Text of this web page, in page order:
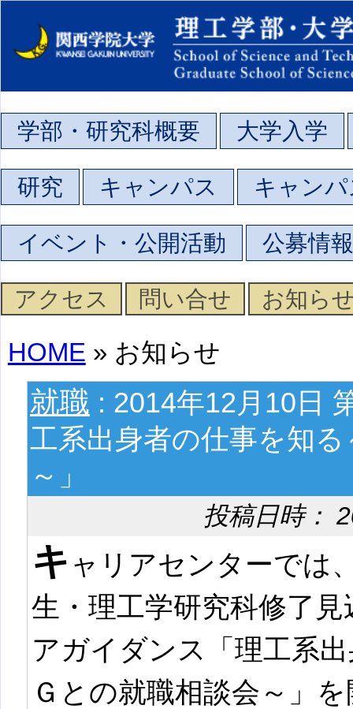
学部・研究科概要 大学入学
研究 キャンパス キャン
イベント・公開活動 公募情報
アクセス 問い合せ お知ら
HOME » お知らせ
就職 : 2014年12月10日
工系出身者の仕事を知
～」
投稿日時：
キ ャリアセンターでは
生・理工学研究科修了
アガイダンス「理工系
Ｇとの就職相談会～」